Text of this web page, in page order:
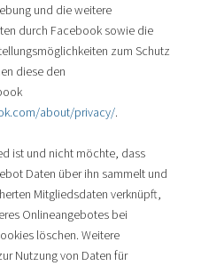
und die weitere
durch Facebook sowie die
zum Schutz
diese den
about/privacy/.
ist und nicht möchte, dass
Daten über ihn sammelt und
Mitgliedsdaten verknüpft,
Onlineangebotes bei
löschen. Weitere
Nutzung von Daten für